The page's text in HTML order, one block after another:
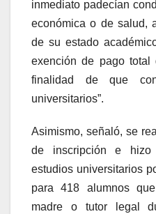
inmediato padecían
económica o de salud,
de su estado
exención de pago
finalidad de que
universitarios”.
Asimismo, señaló, se
de inscripción e
estudios universitarios
para 418 alumnos
madre o tutor legal